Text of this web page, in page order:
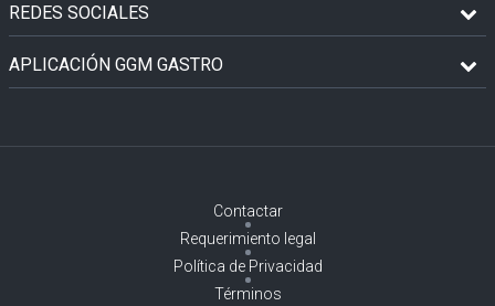
REDES SOCIALES
APLICACIÓN GGM GASTRO
Contactar
Requerimiento legal
Política de Privacidad
Términos